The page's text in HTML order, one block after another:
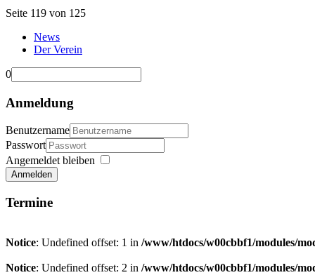
Seite 119 von 125
News
Der Verein
0
Anmeldung
Benutzername
Passwort
Angemeldet bleiben
Anmelden
Termine
Notice: Undefined offset: 1 in /www/htdocs/w00cbbf1/modules/
Notice: Undefined offset: 2 in /www/htdocs/w00cbbf1/modules/